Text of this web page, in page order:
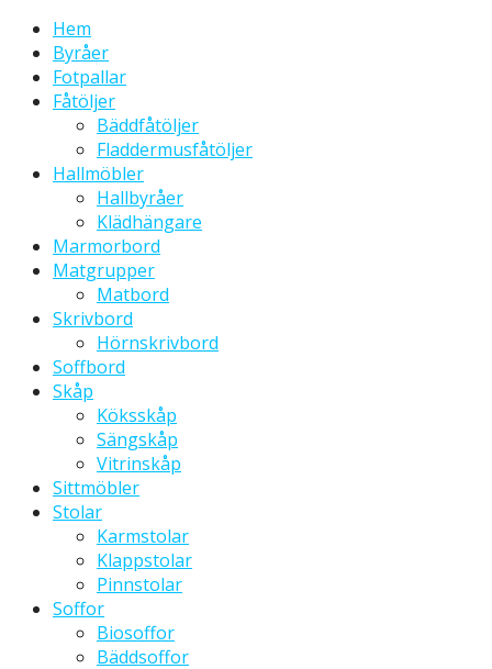
Hem
Byråer
Fotpallar
Fåtöljer
Bäddfåtöljer
Fladdermusfåtöljer
Hallmöbler
Hallbyråer
Klädhängare
Marmorbord
Matgrupper
Matbord
Skrivbord
Hörnskrivbord
Soffbord
Skåp
Köksskåp
Sängskåp
Vitrinskåp
Sittmöbler
Stolar
Karmstolar
Klappstolar
Pinnstolar
Soffor
Biosoffor
Bäddsoffor